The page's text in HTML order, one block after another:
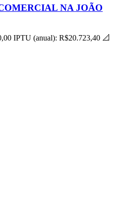
NA JOÃO
IPTU (anual): R$20.723,40 📐